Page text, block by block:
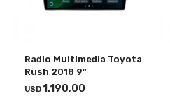
Radio Multimedia Toyota
Rush 2018 9"
USD1.190,00